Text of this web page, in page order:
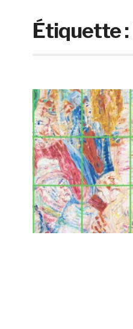
Étiquette :